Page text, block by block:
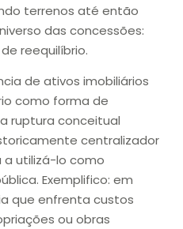
terrenos até então
das concessões:
reequilíbrio.
de ativos imobiliários
como forma de
ruptura conceitual
centralizador
a utilizá-lo como
Exemplifico: em
que enfrenta custos
ou obras